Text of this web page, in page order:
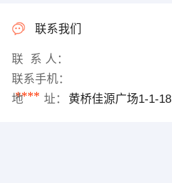
联系我们
联 系 人：
联系手机：
****
地 址： 黄桥佳源广场1-1-18